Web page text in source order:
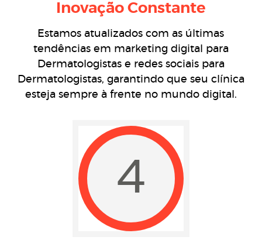
Inovação Constante
Estamos atualizados com as últimas
tendências em marketing digital para
Dermatologistas e redes sociais para
Dermatologistas, garantindo que seu clínica
esteja sempre à frente no mundo digital.
4